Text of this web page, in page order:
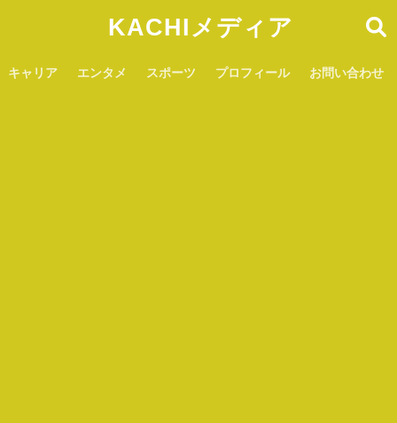
KACHIメディア
キャリア エンタメ スポーツ プロフィール お問い合わせ